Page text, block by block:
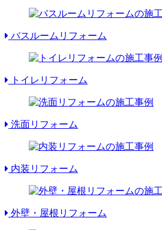
バスルームリフォーム
トイレリフォーム
洗面リフォーム
内装リフォーム
外壁・屋根リフォーム